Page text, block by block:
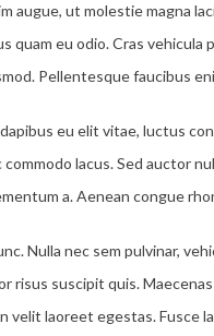
augue, ut molestie magna
quam eu odio. Cras
Pellentesque faucibus
eu elit vitae, luctus
commodo lacus. Sed auctor
a. Aenean congue
Nulla nec sem pulvinar,
risus suscipit quis.
velit laoreet egestas. Fusce